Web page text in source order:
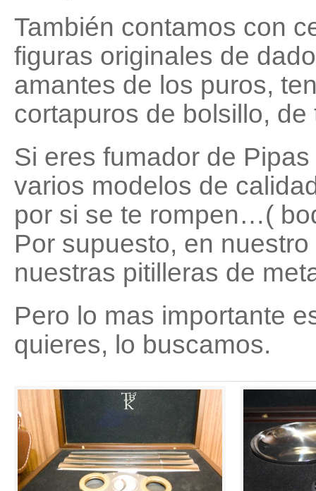
También contamos con
figuras originales de
amantes de los puros,
cortapuros de bolsillo,
Si eres fumador de
varios modelos de
por si se te rompen…(
Por supuesto, en
nuestras pitilleras de
Pero lo mas importante
quieres, lo buscamos.